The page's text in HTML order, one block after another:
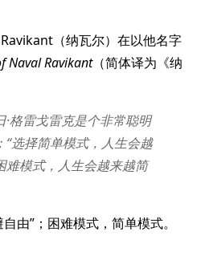
（纳瓦尔）在以他名字
Naval Ravikant（简体译为《纳
·格雷戈雷克是个非常聪明
“选择简单模式，人生会越
难模式，人生会越来越简
由”；困难模式，简单模式。